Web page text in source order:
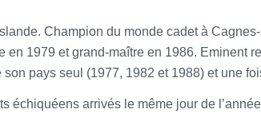
Champion du monde cadet à
1979 et grand-maître en 1986. Eminent
pays seul (1977, 1982 et 1988) et une
échiquéens arrivés le même jour de